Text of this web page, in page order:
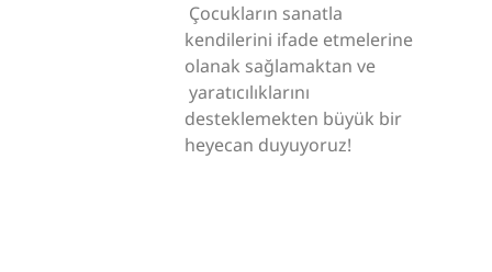
Çocukların sanatla
kendilerini ifade etmelerine
olanak sağlamaktan ve
yaratıcılıklarını
desteklemekten büyük bir
heyecan duyuyoruz!